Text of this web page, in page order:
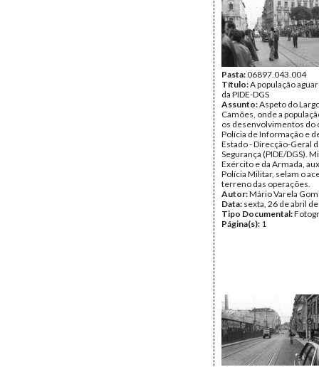
Pasta:06897.043.004
Título:A população
da PIDE-DGS
Assunto:Aspeto do
Camões, onde a
os desenvolvimentos do
Polícia de Informação e
Estado - Direcção-Geral
Segurança (PIDE/DGS).
Exército e da Armada,
Polícia Militar, selam o
terreno das operações.
Autor:Mário Varela
Data: sexta, 26 de abril
Tipo Documental:
Página(s): 1